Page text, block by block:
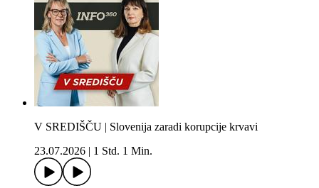
V SREDIŠČU | Slovenija zaradi korupcije krvavi
23.07.2026
1 Std. 1 Min.